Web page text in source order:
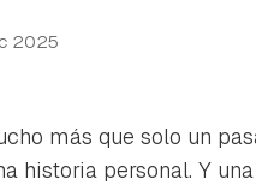
2025
más que solo un
historia personal. Y